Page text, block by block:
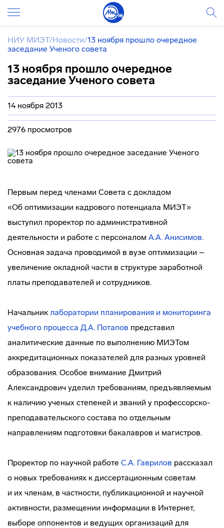
НИУ МИЭТ/Новости/13 ноября прошло очередное
заседание Ученого совета
13 ноября прошло очередное
заседание Ученого совета
14 ноября 2013
2976 просмотров
Первым перед членами Совета с докладом
«Об оптимизации кадрового потенциала МИЭТ»
выступил проректор по административной
деятельности и работе с персоналом А.А. Анисимов.
Основная задача проводимой в вузе оптимизации –
увеличение окладной части в структуре заработной
платы преподавателей и сотрудников.
Начальник лаборатории планирования и мониторинга
учебного процесса Д.А. Потапов представил
аналитические данные по выполнению МИЭТом
аккредитационных показателей для разных уровней
образования. Особое внимание Дмитрий
Александрович уделил требованиям, предъявляемым
к наличию ученых степеней и званий у профессорско-
преподавательского состава по отдельным
направлениям подготовки бакалавров и магистров.
Проректор по научной работе С.А. Гаврилов рассказал
о новых требованиях к диссертационным советам
и их членам, в частности, публикационной и научной
активности, размещении информации в Интернет,
выборе оппонентов и ведущих организаций для